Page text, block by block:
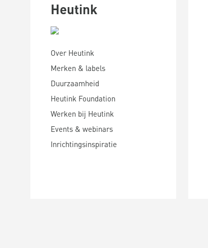
Heutink
Over Heutink
Merken & labels
Duurzaamheid
Heutink Foundation
Werken bij Heutink
Events & webinars
Inrichtingsinspiratie